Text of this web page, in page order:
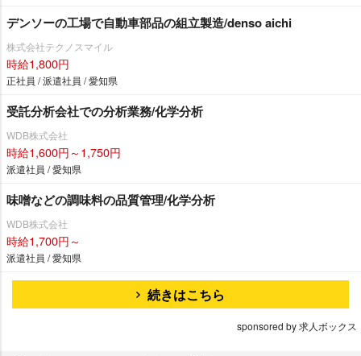
デンソーの工場で自動車部品の組立製造/denso aichi
株式会社テクノスマイル
時給1,800円
正社員 / 派遣社員 / 愛知県
受託分析会社での分析業務/化学分析
WDB株式会社
時給1,600円～1,750円
派遣社員 / 愛知県
味噌などの調味料の品質管理/化学分析
WDB株式会社
時給1,700円～
派遣社員 / 愛知県
続きはこちら
sponsored by 求人ボックス